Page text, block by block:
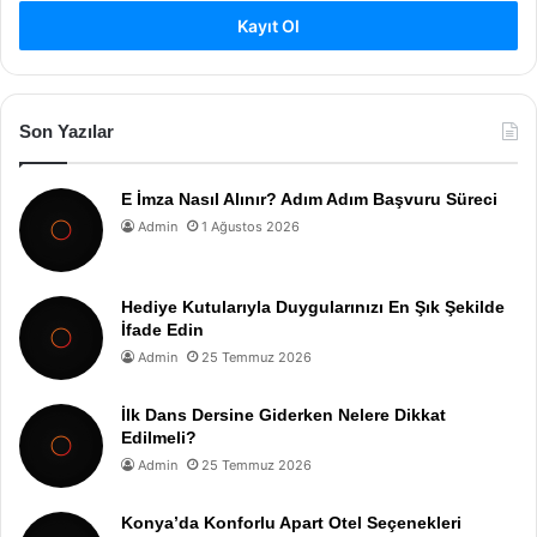
Kayıt Ol
Son Yazılar
E İmza Nasıl Alınır? Adım Adım Başvuru Süreci
Admin 1 Ağustos 2026
Hediye Kutularıyla Duygularınızı En Şık Şekilde
İfade Edin
Admin 25 Temmuz 2026
İlk Dans Dersine Giderken Nelere Dikkat
Edilmeli?
Admin 25 Temmuz 2026
Konya’da Konforlu Apart Otel Seçenekleri